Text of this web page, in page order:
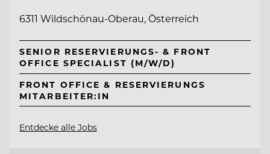
6311 Wildschönau-Oberau, Österreich
SENIOR RESERVIERUNGS- & FRONT
OFFICE SPECIALIST (M/W/D)
FRONT OFFICE & RESERVIERUNGS
MITARBEITER:IN
Entdecke alle Jobs